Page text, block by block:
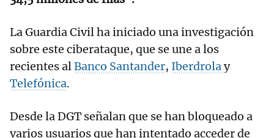
La Guardia Civil ha iniciado una investigación
sobre este ciberataque, que se une a los
recientes alBanco Santander, Iberdrolay
Telefónica.
Desde la DGT señalan que se han bloqueado a
varios usuarios que han intentado acceder de